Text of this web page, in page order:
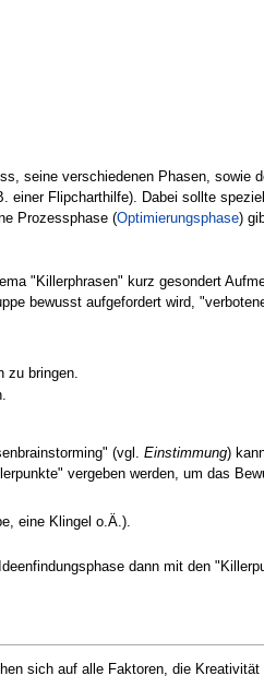
seine verschiedenen Phasen, sowie
Flipcharthilfe). Dabei sollte
Prozessphase (Optimierungsphase)
"Killerphrasen" kurz gesondert
bewusst aufgefordert wird,
zu bringen.
(vgl. Einstimmung)
vergeben werden, um das
eine Klingel o.Ä.).
dann mit den
sich auf alle Faktoren, die